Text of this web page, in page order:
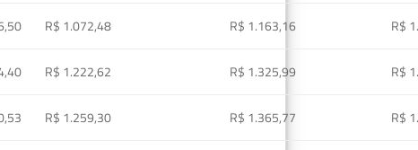
R$ 1.072,48 R$ 1.163,16
R$
R$ 1.222,62 R$ 1.325,99
R$
R$ 1.259,30 R$ 1.365,77
R$